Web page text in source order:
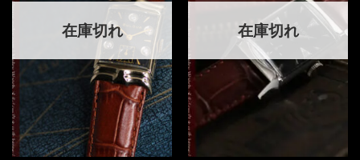
在庫切れ 在庫切れ